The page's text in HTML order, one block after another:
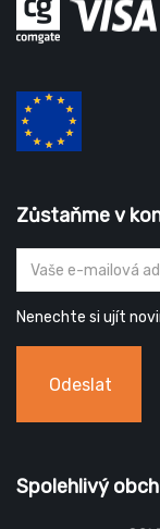
Zůstaňme v
Nenechte si ujít
Odeslat
Spolehlivý